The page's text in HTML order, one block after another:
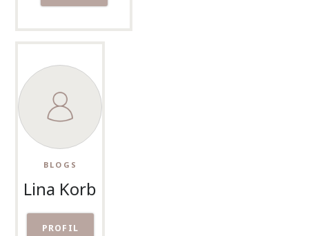
BLOGS
Lina Korb
PROFIL